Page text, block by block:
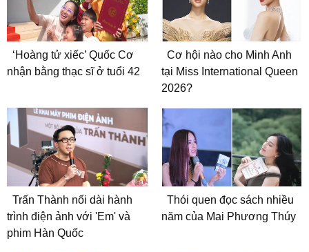
‘Hoàng tử xiếc’ Quốc Cơ
nhận bằng thạc sĩ ở tuổi 42
Cơ hội nào cho Minh Anh
tại Miss International Queen
2026?
Trấn Thành nối dài hành
trình điện ảnh với 'Em' và
phim Hàn Quốc
Thói quen đọc sách nhiều
năm của Mai Phương Thúy